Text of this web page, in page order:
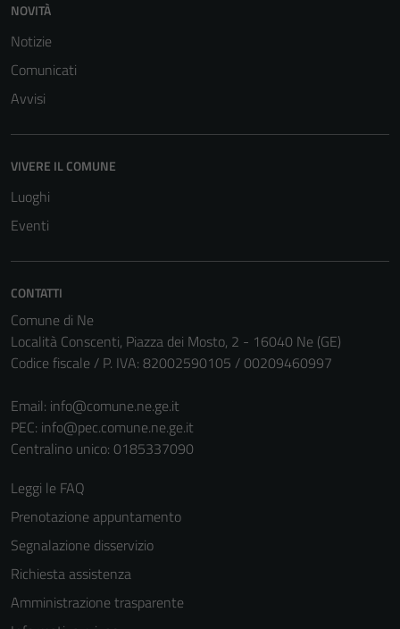
NOVITÀ
Notizie
Comunicati
Avvisi
VIVERE IL COMUNE
Luoghi
Eventi
CONTATTI
Comune di Ne
Località Conscenti, Piazza dei Mosto, 2 - 16040 Ne (GE)
Codice fiscale / P. IVA: 82002590105 / 00209460997
Email: info@comune.ne.ge.it
PEC: info@pec.comune.ne.ge.it
Centralino unico: 0185337090
Leggi le FAQ
Prenotazione appuntamento
Segnalazione disservizio
Richiesta assistenza
Amministrazione trasparente